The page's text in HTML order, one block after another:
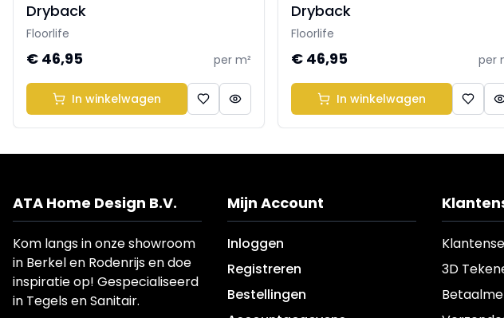
Dryback
Floorlife
€ 46,95 per m²
In winkelwagen
Dryback
Floorlife
€ 46,95 per
In winkelwagen
ATA Home Design B.V.
Kom langs in onze showroom
in Berkel en Rodenrijs en doe
inspiratie op! Gespecialiseerd
in Tegels en Sanitair.
Mijn Account
Inloggen
Registreren
Bestellingen
3D